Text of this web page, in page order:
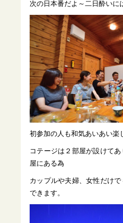
次の日本番だよ～二日酔いに
初参加の人も和気あいあい楽
コテージは２部屋が設けて
屋にある為
カップルや夫婦、女性だけ
できます。